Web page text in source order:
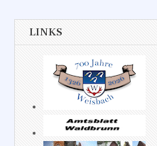
LINKS